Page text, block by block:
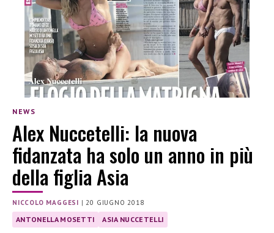
NEWS
Alex Nuccetelli: la nuova
fidanzata ha solo un anno in più
della figlia Asia
NICCOLO MAGGESI |20 GIUGNO 2018
ANTONELLA MOSETTI ASIA NUCCETELLI